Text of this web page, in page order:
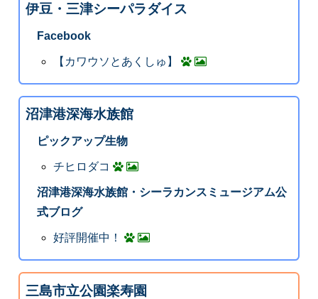
伊豆・三津シーパラダイス
Facebook
【カワウソとあくしゅ】
沼津港深海水族館
ピックアップ生物
チヒロダコ
沼津港深海水族館・シーラカンスミュージアム公
式ブログ
好評開催中！
三島市立公園楽寿園